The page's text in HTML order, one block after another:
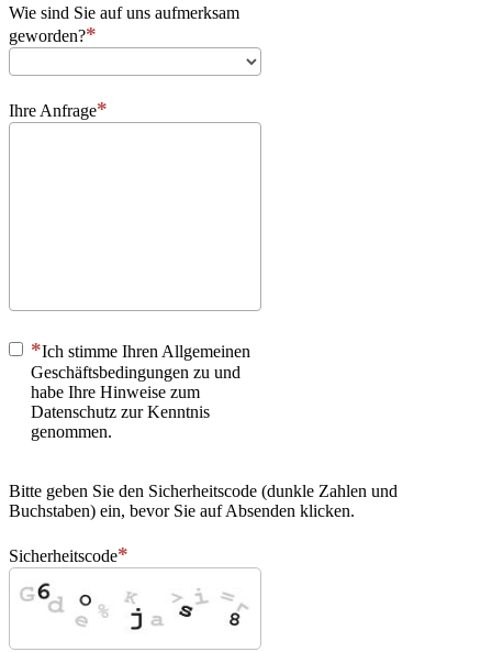
Wie sind Sie auf uns aufmerksam
geworden?
Ihre Anfrage
Ich stimme Ihren Allgemeinen
Geschäftsbedingungen zu und
habe Ihre Hinweise zum
Datenschutz zur Kenntnis
genommen.
Bitte geben Sie den Sicherheitscode (dunkle Zahlen und
Buchstaben) ein, bevor Sie auf Absenden klicken.
Sicherheitscode